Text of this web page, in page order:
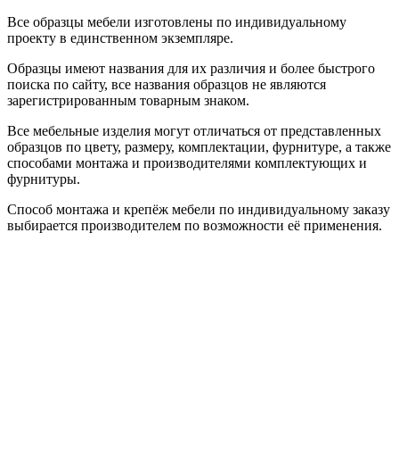
Все образцы мебели изготовлены по индивидуальному
проекту в единственном экземпляре.
Образцы имеют названия для их различия и более быстрого
поиска по сайту, все названия образцов не являются
зарегистрированным товарным знаком.
Все мебельные изделия могут отличаться от представленных
образцов по цвету, размеру, комплектации, фурнитуре, а также
способами монтажа и производителями комплектующих и
фурнитуры.
Способ монтажа и крепёж мебели по индивидуальному заказу
выбирается производителем по возможности её применения.